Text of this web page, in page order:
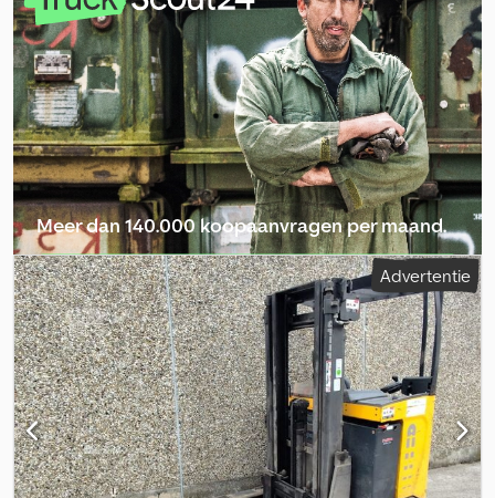
Volt Maximale hefhoogte: 5,7 m Chodoyi S Dlspfx Aniea Maximaal
draagvermogen: 1.200 kg Vorklengte: ca. 115 cm Direct leverbaar
Bedrijfsuren: 2000 Eigen gewicht: 748 Model: Tergo Elektrische
Truck = Verdere informatie = Neem contact op met ATS Norway
voor meer informatie.
Meer dan 140.000 koopaanvragen per maand.
Selecteer dealerpakket Advertentie